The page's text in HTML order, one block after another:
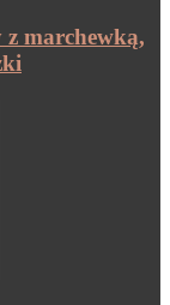
z marchewką,